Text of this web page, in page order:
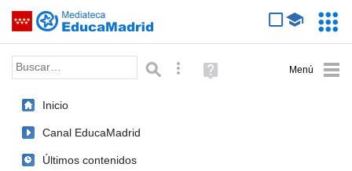
Saltar navegación
Palabra o frase: Búsqueda avanzada
Ayuda
(en
Inicio
Canal EducaMadrid
Últimos contenidos